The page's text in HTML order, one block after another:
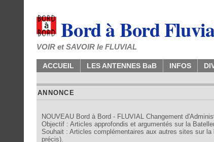
Bord à Bord
VOIR et SAVOIR le FLUVIAL
ACCUEIL LES ANTENNES BaB INFOS
ANNONCE
NOUVEAU Bord à Bord - FLUVIAL Changement
Objectif : Articles approfondis et argumentés sur la
Souhait : Articles complémentaires aux autres sites sur
précis).